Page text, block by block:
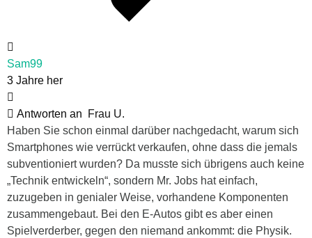
Sam99
3 Jahre her
Antworten an
Frau U.
Haben Sie schon einmal darüber nachgedacht, warum sich
Smartphones wie verrückt verkaufen, ohne dass die jemals
subventioniert wurden? Da musste sich übrigens auch keine
„Technik entwickeln“, sondern Mr. Jobs hat einfach,
zuzugeben in genialer Weise, vorhandene Komponenten
zusammengebaut. Bei den E-Autos gibt es aber einen
Spielverderber, gegen den niemand ankommt: die Physik.